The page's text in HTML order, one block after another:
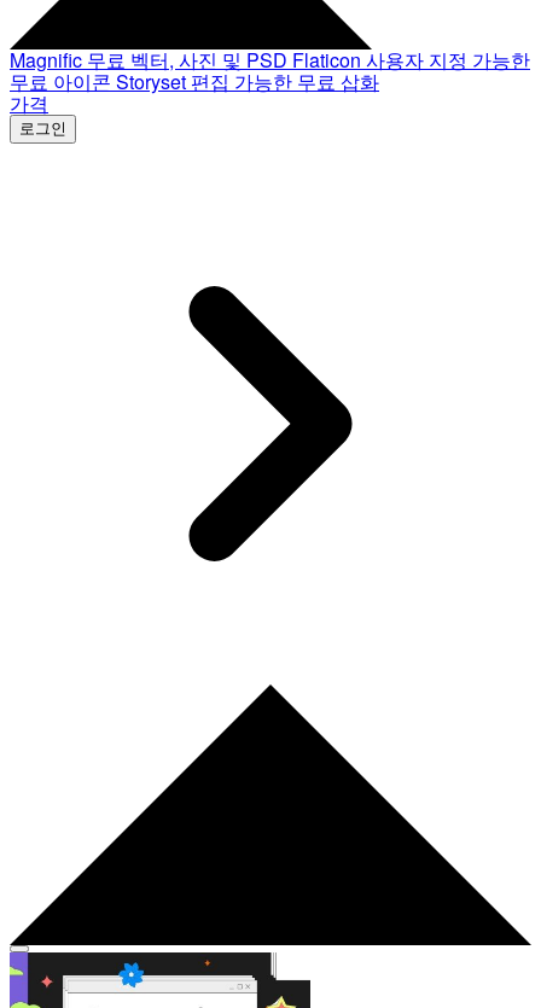
Magnific 무료 벡터, 사진 및 PSD Flaticon 사용자 지정 가능한
무료 아이콘 Storyset 편집 가능한 무료 삽화
가격
로그인